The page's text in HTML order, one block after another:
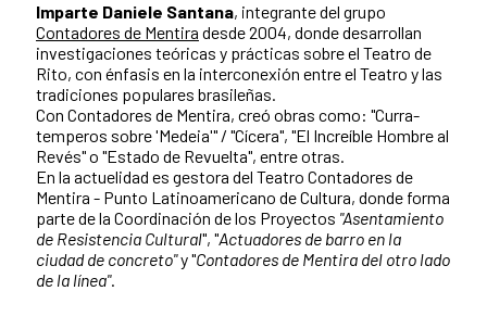
Imparte Daniele Santana, integrante del grupo
Contadores de Mentira desde 2004, donde desarrollan
investigaciones teóricas y prácticas sobre el Teatro de
Rito, con énfasis en la interconexión entre el Teatro y las
tradiciones populares brasileñas.
Con Contadores de Mentira, creó obras como: "Curra-
temperos sobre 'Medeia'" / "Cícera", "El Increíble Hombre al
Revés" o "Estado de Revuelta", entre otras.
En la actuelidad es gestora del Teatro Contadores de
Mentira - Punto Latinoamericano de Cultura, donde forma
parte de la Coordinación de los Proyectos "Asentamiento
de Resistencia Cultural", "Actuadores de barro en la
ciudad de concreto"y "Contadores de Mentira del otro lado
de la línea".